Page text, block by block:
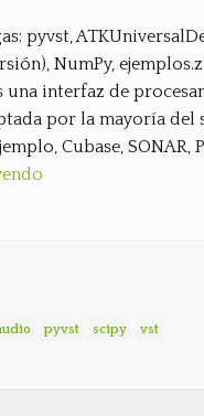
pyvst,
NumPy,
una interfaz de
por la mayoría
Cubase, SONAR,
pyvst scipy vst